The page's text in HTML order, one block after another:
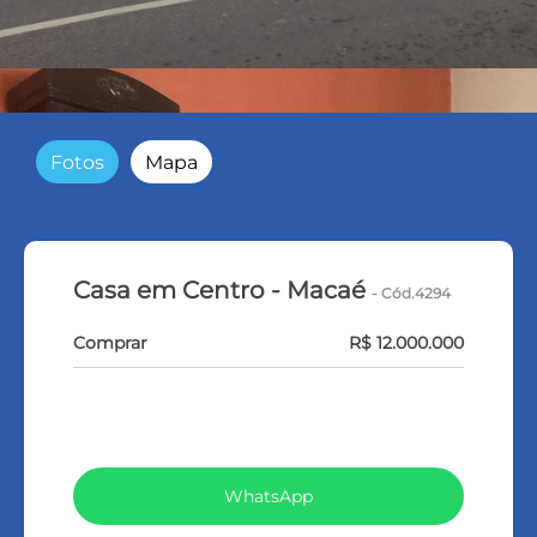
Fotos Mapa
Casa em Centro - Macaé- Cód.4294
Comprar R$ 12.000.000
WhatsApp